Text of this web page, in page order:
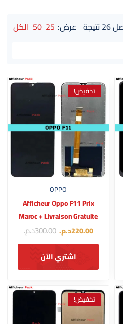
عرض: 25
50 الكل
تخفيض!
OPPO
Afficheur Oppo F11 Prix
Maroc + Livraison Gratuite
220.00د.م. 300.00د.م.
اشتري الآن
تخفيض!